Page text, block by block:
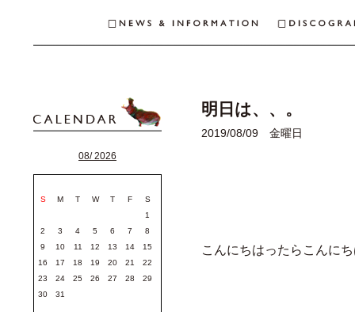
08/ 2026
S M T W T F
S
1
2
3 4 5 6 7
8
9
10 11 12 13 14
15
16
17 18 19 20 21
22
23
24 25 26 27 28
29
30
31
明日は、、。
2019/08/09 金曜日
こんにちはったらこんに